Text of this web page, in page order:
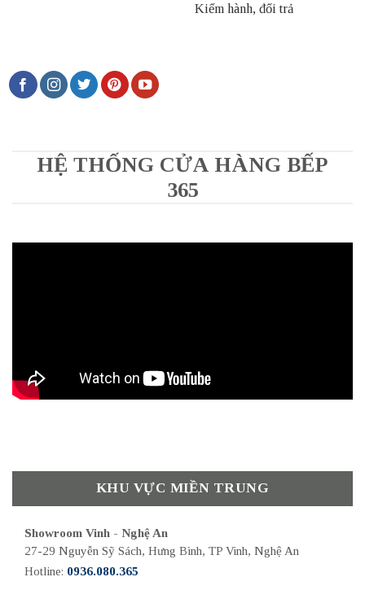
Kiểm hành, đổi trả
HỆ THỐNG CỬA HÀNG BẾP
365
KHU VỰC MIỀN TRUNG
Showroom Vinh - Nghệ An
27-29 Nguyễn Sỹ Sách, Hưng Bình, TP Vinh, Nghệ An
Hotline: 0936.080.365